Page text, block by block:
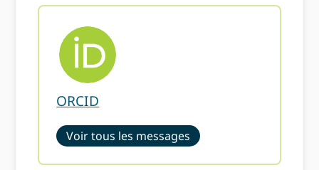
ORCID
Voir tous les messages